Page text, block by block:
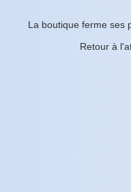
La boutique ferme ses
Retour à